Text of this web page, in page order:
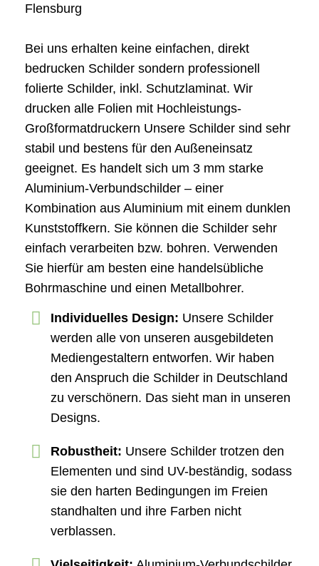
Flensburg
Bei uns erhalten keine einfachen, direkt
bedrucken Schilder sondern professionell
folierte Schilder, inkl. Schutzlaminat. Wir
drucken alle Folien mit Hochleistungs-
Großformatdruckern Unsere Schilder sind sehr
stabil und bestens für den Außeneinsatz
geeignet. Es handelt sich um 3 mm starke
Aluminium-Verbundschilder – einer
Kombination aus Aluminium mit einem dunklen
Kunststoffkern. Sie können die Schilder sehr
einfach verarbeiten bzw. bohren. Verwenden
Sie hierfür am besten eine handelsübliche
Bohrmaschine und einen Metallbohrer.
Individuelles Design: Unsere Schilder
werden alle von unseren ausgebildeten
Mediengestaltern entworfen. Wir haben
den Anspruch die Schilder in Deutschland
zu verschönern. Das sieht man in unseren
Designs.
Robustheit: Unsere Schilder trotzen den
Elementen und sind UV-beständig, sodass
sie den harten Bedingungen im Freien
standhalten und ihre Farben nicht
verblassen.